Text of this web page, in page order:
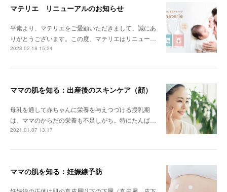
マテリエ リニューアルのお知らせ
平素より、マテリエをご愛顧いただきまして、誠にあ
りがとうございます。この度、マテリエはリニュー…
2023.02.18 15:24
ママの肌を知る：出産後のスキンケア（顔）
母乳を通して赤ちゃんに栄養を与えつづける授乳期
は、ママのからだの栄養も不足しがち。特にたんぱ…
2021.01.07 13:17
ママの肌を知る：妊娠線予防